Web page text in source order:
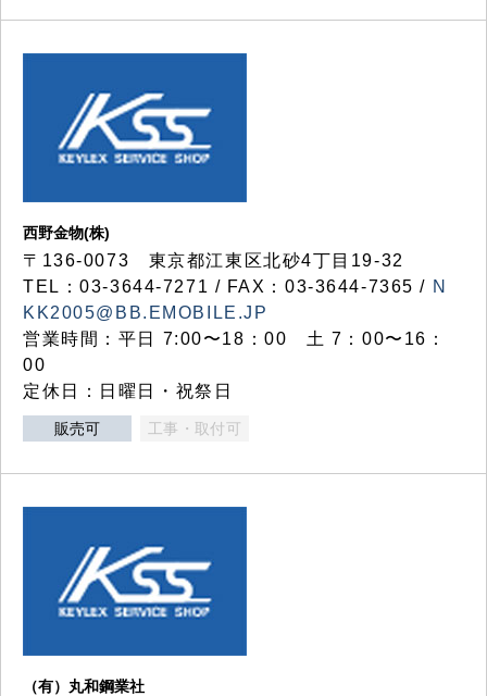
西野金物(株)
〒136-0073 東京都江東区北砂4丁目19-32
TEL：03‐3644‐7271 / FAX：03-3644-7365 / N
KK2005@BB.EMOBILE.JP
営業時間：平日 7:00〜18：00 土 7：00〜16：
00
定休日：日曜日・祝祭日
販売可 工事・取付可
（有）丸和鋼業社